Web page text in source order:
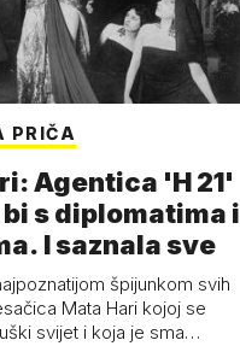
PRIČA
Agentica 'H 21'
s diplomatima i
I saznala sve
špijunkom svih
Mata Hari kojoj se
svijet i koja je sma…